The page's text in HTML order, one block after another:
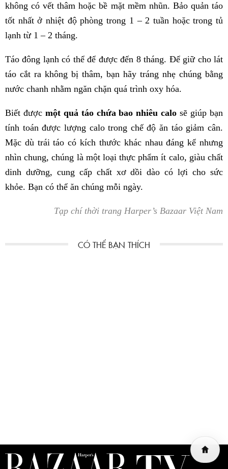
không có vết thâm hoặc bề mặt mềm nhũn. Bảo quản táo
tốt nhất ở nhiệt độ phòng trong 1 – 2 tuần hoặc trong tủ
lạnh từ 1 – 2 tháng.
Táo đông lạnh có thể để được đến 8 tháng. Để giữ cho lát
táo cắt ra không bị thâm, bạn hãy tráng nhẹ chúng bằng
nước chanh nhằm ngăn chặn quá trình oxy hóa.
Biết được một quả táo chứa bao nhiêu calo sẽ giúp bạn
tính toán được lượng calo trong chế độ ăn táo giảm cân.
Mặc dù trái táo có kích thước khác nhau đáng kể nhưng
nhìn chung, chúng là một loại thực phẩm ít calo, giàu chất
dinh dưỡng, cung cấp chất xơ dồi dào có lợi cho sức
khỏe. Bạn có thể ăn chúng mỗi ngày.
Tạp chí thời trang Harper’s Bazaar Việt Nam